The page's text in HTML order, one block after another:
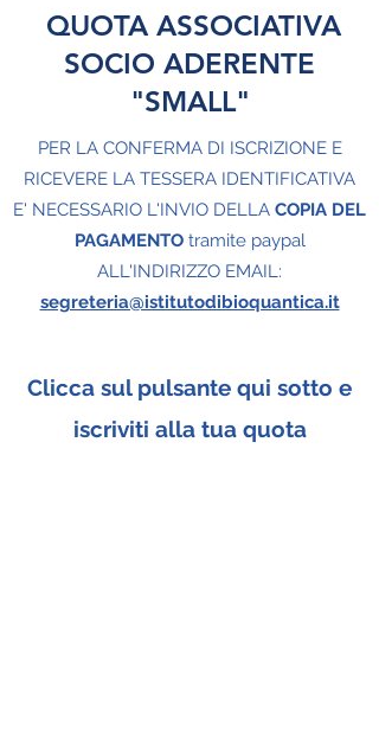
QUOTA ASSOCIATIVA
SOCIO ADERENTE
"SMALL"
PER LA CONFERMA DI ISCRIZIONE E
RICEVERE LA TESSERA IDENTIFICATIVA
E' NECESSARIO L'INVIO DELLA COPIA DEL
PAGAMENTOtramite paypal
ALL'INDIRIZZO EMAIL:
segreteria@istitutodibioquantica.it
Clicca sul pulsante qui sotto e
iscriviti alla tua quota